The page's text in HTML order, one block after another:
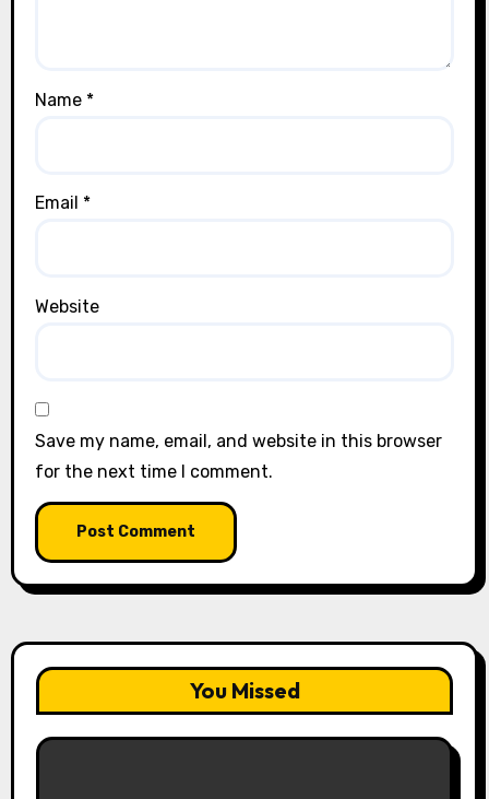
Name *
Email *
Website
Save my name, email, and website in this browser
for the next time I comment.
You Missed